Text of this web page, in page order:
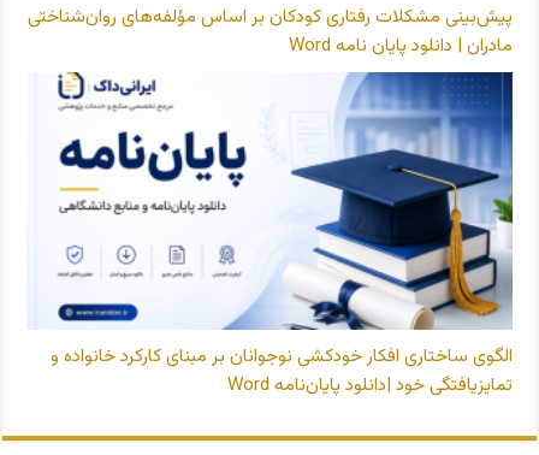
پیش‌بینی مشکلات رفتاری کودکان بر اساس مؤلفه‌های روان‌شناختی
مادران | دانلود پایان نامه Word
الگوی ساختاری افکار خودکشی نوجوانان بر مبنای کارکرد خانواده و
تمایزیافتگی خود |دانلود پایان‌نامه Word